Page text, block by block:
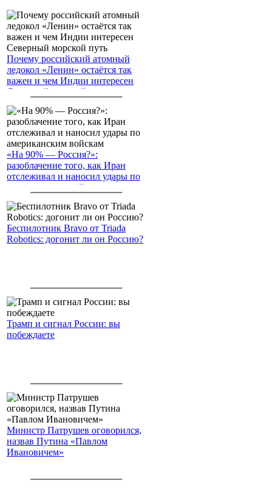
Почему российский атомный
ледокол «Ленин» остаётся так
важен и чем Индии интересен
Северный морской путь
«На 90% — Россия?»:
разоблачение того, как Иран
отслеживал и наносил удары по
американским войскам
Беспилотник Bravo от Triada
Robotics: догонит ли он Россию?
Трамп и сигнал России: вы
побеждаете
Министр Патрушев оговорился,
назвав Путина «Павлом
Ивановичем»